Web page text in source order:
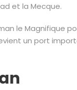
et la Mecque.
le Magnifique
un port